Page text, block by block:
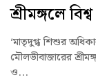
শ্রীমঙ্গলে
‘মাতৃদুগ্ধ শিশুর
মৌলভীবাজারের
ও...